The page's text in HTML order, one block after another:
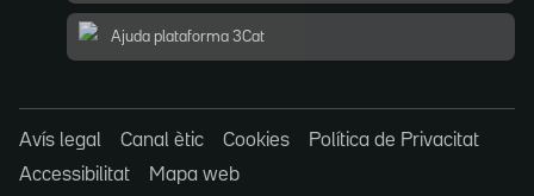
Ajuda plataforma 3Cat
Avís legal Canal ètic Cookies
Política de Privacitat
Accessibilitat
Mapa web